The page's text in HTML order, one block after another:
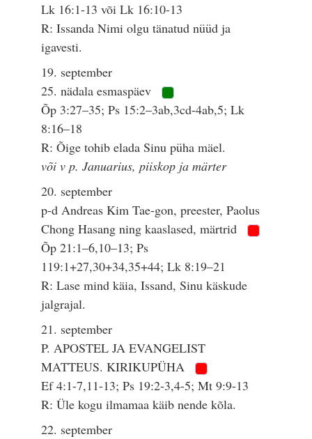
Lk 16:1-13 või Lk 16:10-13
R: Issanda Nimi olgu tänatud nüüd ja
igavesti.
19. september
25. nädala esmaspäev
Õp 3:27–35; Ps 15:2–3ab,3cd-4ab,5; Lk
8:16–18
R: Õige tohib elada Sinu püha mäel.
või v p. Januarius, piiskop ja märter
20. september
p-d Andreas Kim Tae-gon, preester, Paolus
Chong Hasang ning kaaslased, märtrid
Õp 21:1–6,10–13; Ps
119:1+27,30+34,35+44; Lk 8:19–21
R: Lase mind käia, Issand, Sinu käskude
jalgrajal.
21. september
P. APOSTEL JA EVANGELIST
MATTEUS. KIRIKUPÜHA
Ef 4:1-7,11-13; Ps 19:2-3,4-5; Mt 9:9-13
R: Üle kogu ilmamaa käib nende kõla.
22. september